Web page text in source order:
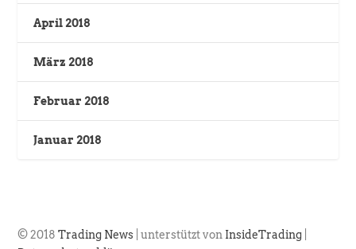
April 2018
März 2018
Februar 2018
Januar 2018
© 2018Trading News | unterstützt von InsideTrading